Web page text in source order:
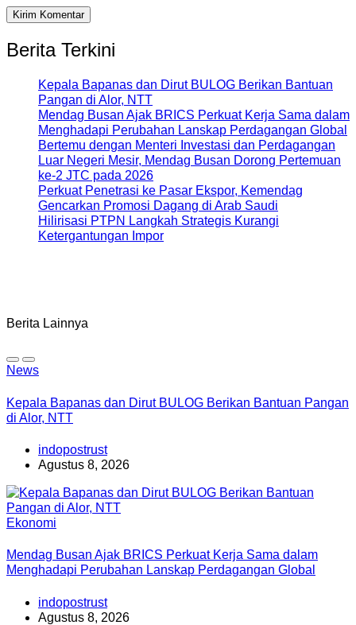
Berita Terkini
Kepala Bapanas dan Dirut BULOG Berikan Bantuan
Pangan di Alor, NTT
Mendag Busan Ajak BRICS Perkuat Kerja Sama dalam
Menghadapi Perubahan Lanskap Perdagangan Global
Bertemu dengan Menteri Investasi dan Perdagangan
Luar Negeri Mesir, Mendag Busan Dorong Pertemuan
ke-2 JTC pada 2026
Perkuat Penetrasi ke Pasar Ekspor, Kemendag
Gencarkan Promosi Dagang di Arab Saudi
Hilirisasi PTPN Langkah Strategis Kurangi
Ketergantungan Impor
Berita Lainnya
News
Kepala Bapanas dan Dirut BULOG Berikan Bantuan Pangan
di Alor, NTT
indopostrust
Agustus 8, 2026
Ekonomi
Mendag Busan Ajak BRICS Perkuat Kerja Sama dalam
Menghadapi Perubahan Lanskap Perdagangan Global
indopostrust
Agustus 8, 2026